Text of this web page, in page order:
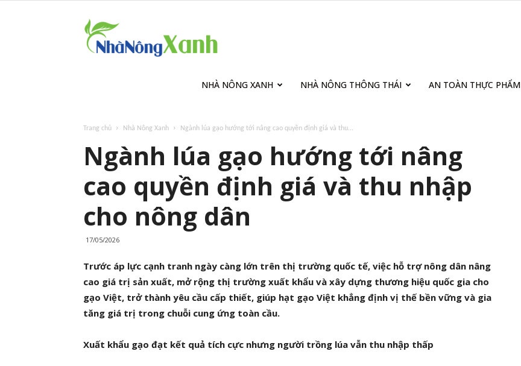
Nông
Xanh
NHÀ NÔNG XANH NHÀ NÔNG THÔNG THÁI AN TOÀN THỰC PHẨM
Trang chủ Nhà Nông Xanh Ngành lúa gạo hướng tới nâng cao quyền định giá và thu...
Ngành lúa gạo hướng tới nâng
cao quyền định giá và thu nhập
cho nông dân
17/05/2026
Trước áp lực cạnh tranh ngày càng lớn trên thị trường quốc tế, việc hỗ trợ nông dân nâng
cao giá trị sản xuất, mở rộng thị trường xuất khẩu và xây dựng thương hiệu quốc gia cho
gạo Việt, trở thành yêu cầu cấp thiết, giúp hạt gạo Việt khẳng định vị thế bền vững và gia
tăng giá trị trong chuỗi cung ứng toàn cầu.
Xuất khẩu gạo đạt kết quả tích cực nhưng người trồng lúa vẫn thu nhập thấp